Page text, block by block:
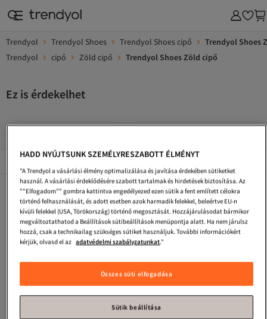
Trendyol Trendyol Shoes Trendyol Shoes cipő
Trendyol Shoes
Trendyol
cipő Zöld cipő Trendyol Shoes Zöld cipő
Ez is érdekelhet
Népszerű márkák
Trendyol Shoes Bézs Cipő Trendyol Shoes Sárga Cipő
Trendyol Shoes Zöld Szandál
Trendyol Shoes Ezüstszínű Cipők
Trendyol Shoes Többszínű Cipők
Trendyol Shoes Barna CipőFox Shoes Zöld Cipők
Trendyol Shoes Bézs Lapos CipőMarjin Zöld Cipő
Trendyol Shoes Fehér Cipők
Trendyol Shoes Krém Cipő
Trendyol Shoes Fekete Cipők
HADD NYÚJTSUNK SZEMÉLYRESZABOTT ÉLMÉNYT
"A Trendyol a vásárlási élmény optimalizálása és javítása érdekében sütiketket
használ. A vásárlási érdeklődésére szabott tartalmak és hirdetések biztosítása. Az
""Elfogadom"" gombra kattintva engedélyezed ezen sütik a fent említett célokra
történő felhasználását, és adott esetben azok harmadik felekkel, beleértve EU-n
kívüli felekkel (USA, Törökország) történő megosztását. Hozzájárulásodat bármikor
megváltoztathatod a Beállítások sütibeállítások menüpontja alatt. Ha nem járulsz
hozzá, csak a technikailag szükséges sütiket használjuk. További információkért
kérjük, olvasd el az adatvédelmi szabályzatunkat."
Összes süti elfogadása
Sütik beállítása